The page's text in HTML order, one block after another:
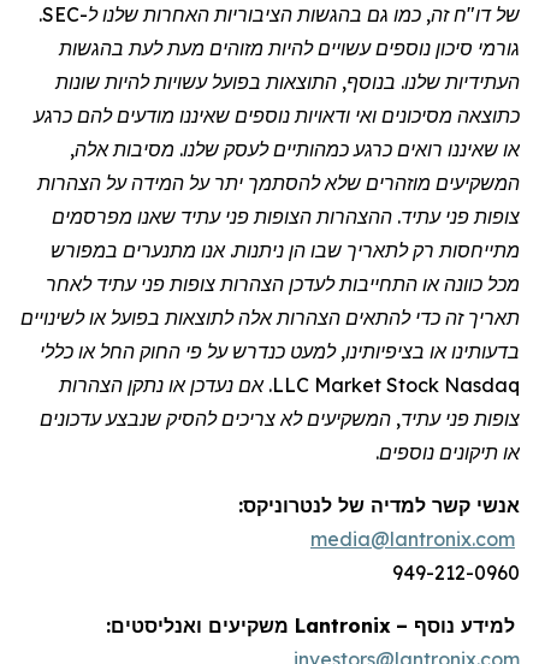
של דו"
ח זה, כמו גם בהגשות הציבוריות האחרות שלנו ל-SEC.
גורמי סיכון נוספים עשויים להיות מזוהים מעת לעת בהגשות
העתידיות שלנו. בנוסף, התוצאות בפועל עשויות להיות שונות
כתוצאה מסיכונים ואי ודאויות נוספים שאיננו מודעים להם כרגע
או שאיננו רואים כרגע כמהותיים לעסק שלנו. מסיבות אלה,
המשקיעים מוזהרים שלא להסתמך יתר על המידה על הצהרות
צופות פני עתיד. ההצהרות הצופות פני עתיד שאנו מפרסמים
מתייחסות רק לתאריך שבו הן ניתנות. אנו מתנערים במפורש
מכל כוונה או התחייבות לעדכן הצהרות צופות פני עתיד לאחר
תאריך זה כדי להתאים הצהרות אלה לתוצאות בפועל או לשינויים
בדעותינו או בציפיותינו, למעט כנדרש על פי החוק החל או כללי
Nasdaq
Market
LLC. אם נעדכן או נתקן הצהרות
צופות פני עתיד, המשקיעים לא צריכים להסיק שנבצע עדכונים
או תיקונים נוספים.
אנשי קשר למדיה של לנטרוניקס:
media@lantronix.com
949-212-0960
למידע נוסף – Lantronix משקיעים ואנליסטים:
investors@lantronix.com